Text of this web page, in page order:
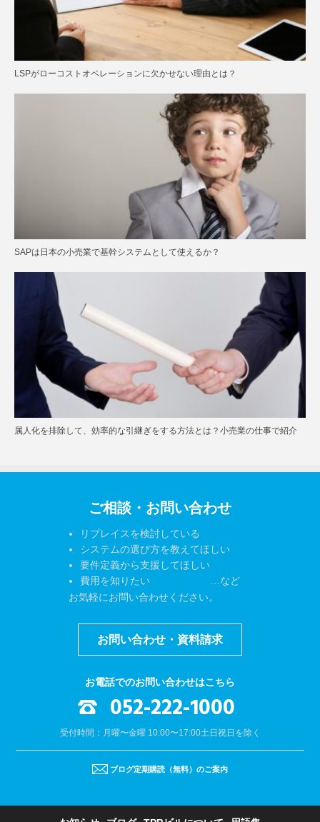
LSPがローコストオペレーションに欠かせない理由とは？
SAPは日本の小売業で基幹システムとして使えるか？
属人化を排除して、効率的な引継ぎをする方法とは？小売業の仕事で紹介
ご相談・お問い合わせ
リプレイスを検討している
システムの選び方を教えてほしい
要件定義から支援してほしい
費用を知りたい …など
お気軽にお問い合わせください。
お問い合わせ・資料請求
お電話でのお問い合わせはこちら
052-222-1000
受付時間：月曜〜金曜 10:00〜17:00土日祝日を除く
ブログ定期購読（無料）のご案内